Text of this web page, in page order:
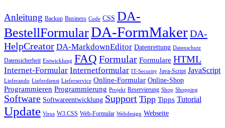
Anleitung Backup Business Code CSS DA-
BestellFormularDA-FormMakerDA-
HelpCreator DA-MarkdownEditor Datenrettung Datenschutz
Datensicherheit Entwicklung FAQ Formular Formulare HTML
Internet-Formular Internetformular IT-Security Java-Script JavaScript
Lieferando Lieferdienst Lieferservice Online-Formular Online-Shop
Programmieren Programmierung Projekt Reservierung Shop Shopping
Software Softwareentwicklung Support Tipp Tipps Tutorial
Update Virus W3.CSS Web-Formular Webdesign Webseite